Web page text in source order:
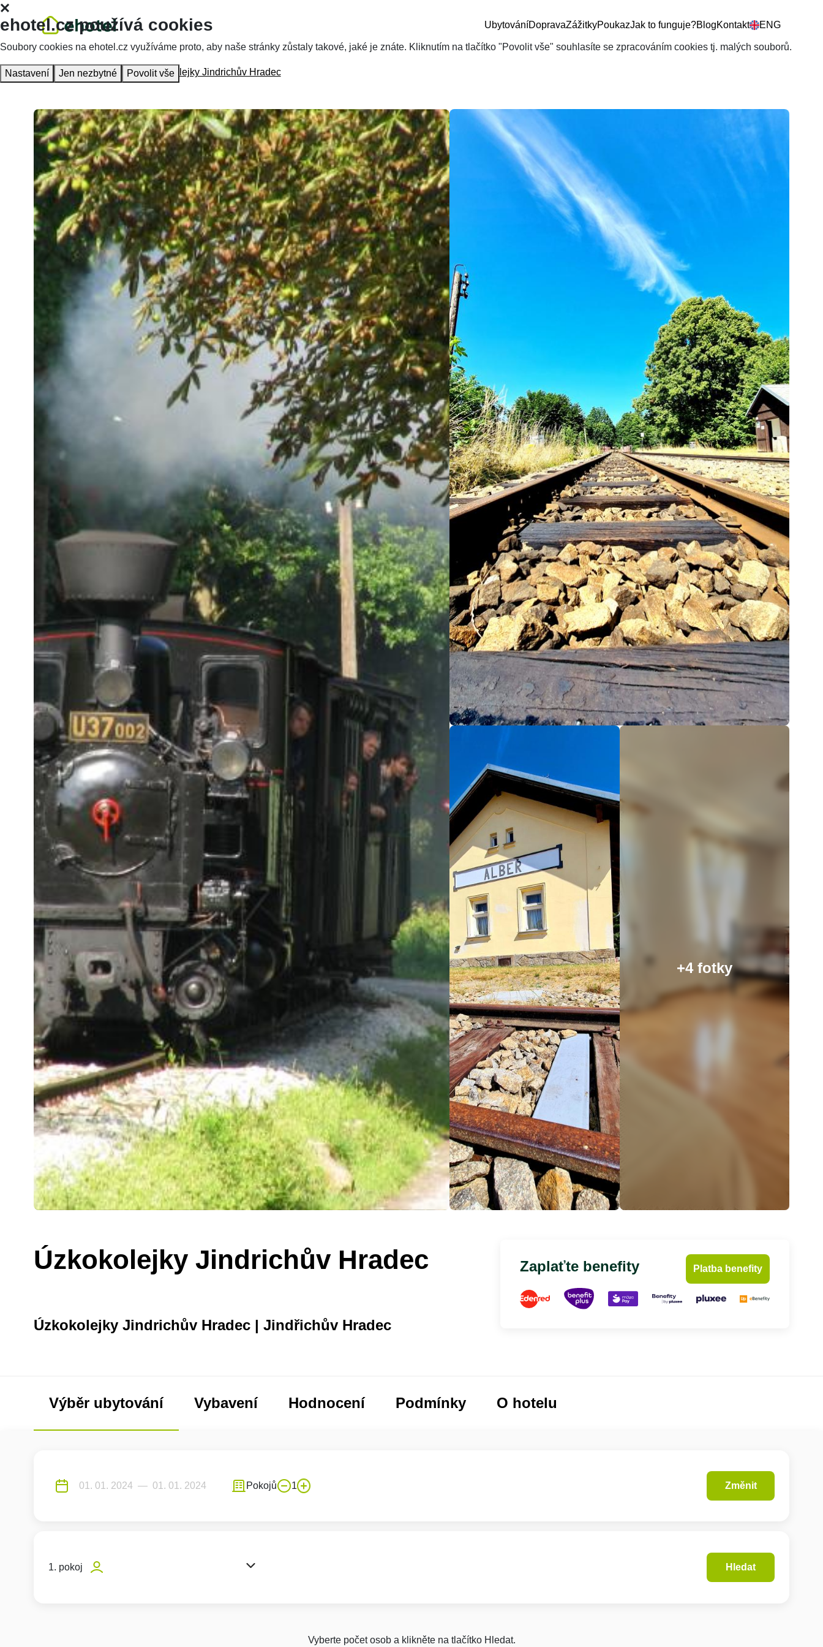
UbytováníDopravaZážitkyPoukazJak to funguje?BlogKontakt ENG
Hlavní stránka Ubytování Úzkokolejky Jindrichův Hradec
+4 fotky
Úzkokolejky Jindrichův Hradec
Úzkokolejky Jindrichův Hradec | Jindřichův Hradec
Zaplaťte benefity Platba benefity
Výběr ubytování Vybavení Hodnocení Podmínky O hotelu
Pokojů 1 Změnit
1. pokoj Hledat
Vyberte počet osob a klikněte na tlačítko Hledat.
ehotel.cz používá cookies
Soubory cookies na ehotel.cz využíváme proto, aby naše stránky zůstaly takové, jaké je znáte. Kliknutím na tlačítko "Povolit vše" souhlasíte se zpracováním cookies tj. malých souborů.
Nastavení Jen nezbytné Povolit vše